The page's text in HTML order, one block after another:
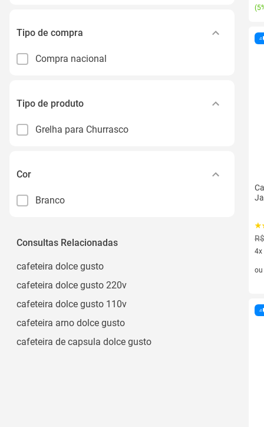
Tipo de compra
Compra nacional
Tipo de produto
Grelha para Churrasco
Cor
Branco
Consultas Relacionadas
cafeteira dolce gusto
cafeteira dolce gusto 220v
cafeteira dolce gusto 110v
cafeteira arno dolce gusto
cafeteira de capsula dolce gusto
(
4x
4
ou